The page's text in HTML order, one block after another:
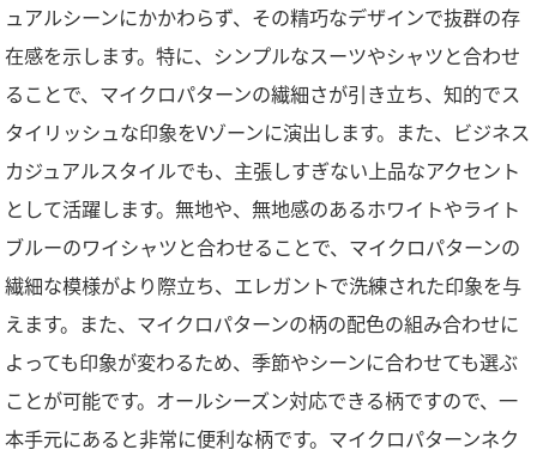
ュアルシーンにかかわらず、その精巧なデザインで抜群の存
在感を示します。特に、シンプルなスーツやシャツと合わせ
ることで、マイクロパターンの繊細さが引き立ち、知的でス
タイリッシュな印象をVゾーンに演出します。また、ビジネス
カジュアルスタイルでも、主張しすぎない上品なアクセント
として活躍します。無地や、無地感のあるホワイトやライト
ブルーのワイシャツと合わせることで、マイクロパターンの
繊細な模様がより際立ち、エレガントで洗練された印象を与
えます。また、マイクロパターンの柄の配色の組み合わせに
よっても印象が変わるため、季節やシーンに合わせても選ぶ
ことが可能です。オールシーズン対応できる柄ですので、一
本手元にあると非常に便利な柄です。マイクロパターンネク